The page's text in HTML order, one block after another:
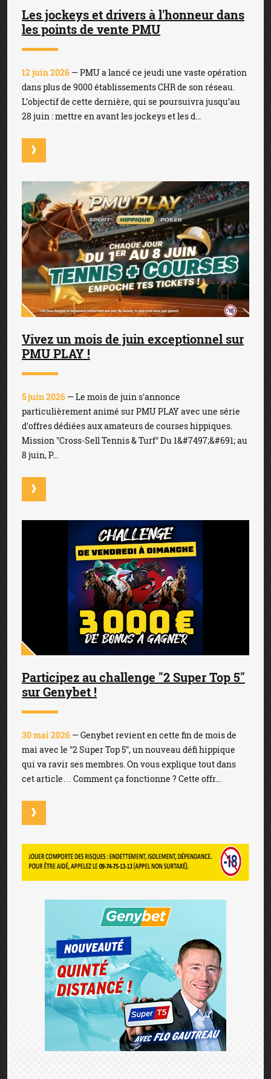
Les jockeys et drivers à l'honneur dans
les points de vente PMU
12 juin 2026 — PMU a lancé ce jeudi une vaste opération
dans plus de 9000 établissements CHR de son réseau.
L’objectif de cette dernière, qui se poursuivra jusqu’au
28 juin : mettre en avant les jockeys et les d...
Vivez un mois de juin exceptionnel sur
PMU PLAY !
5 juin 2026 — Le mois de juin s'annonce
particulièrement animé sur PMU PLAY avec une série
d'offres dédiées aux amateurs de courses hippiques.
Mission "Cross-Sell Tennis & Turf" Du 1&#7497;&#691; au
8 juin, P...
Participez au challenge "2 Super Top 5"
sur Genybet !
30 mai 2026 — Genybet revient en cette fin de mois de
mai avec le "2 Super Top 5", un nouveau défi hippique
qui va ravir ses membres. On vous explique tout dans
cet article… Comment ça fonctionne ? Cette offr...